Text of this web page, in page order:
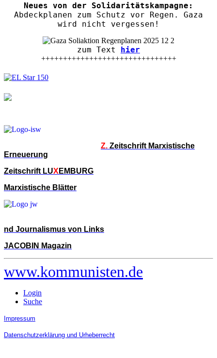
Neues von der Solidaritätskampagne:
Abdeckplanen zum Schutz vor Regen. Gaza
wird nicht vergessen!
zum Text hier
+++++++++++++++++++++++++++++++
Z. Zeitschrift Marxistische
Erneuerung
Zeitschrift LUX EMBURG
Marxistische Blätter
nd Journalismus von Links
JACOBIN Magazin
www.kommunisten.de
Login
Suche
Impressum
Datenschutzerklärung und Urheberrecht